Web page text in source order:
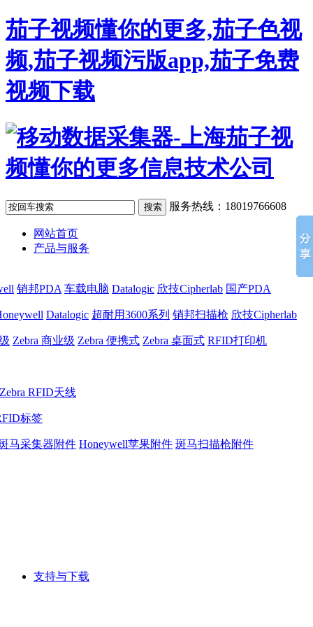
茄子视频懂你的更多,茄子色视
频,茄子视频污版app,茄子免费
视频下载
服务热线：18019766608
网站首页
产品与服务
销邦PDA 车载电脑 Datalogic 欣技Cipherlab 国产PDA
Datalogic 超耐用3600系列 销邦扫描枪 欣技Cipherlab
Zebra 商业级 Zebra 便携式 Zebra 桌面式 RFID打印机
Zebra RFID天线
标签
马采集器附件 Honeywell苹果附件 斑马扫描枪附件
支持与下载